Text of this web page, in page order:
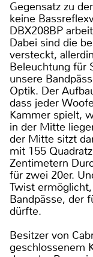
Gegensatz zu
keine
DBX208BP
Dabei sind die
versteckt,
Beleuchtung für
unsere
Optik. Der
dass jeder
Kammer spielt,
in der Mitte
der Mitte sitzt
mit 155
Zentimetern
für zwei 20er.
Twist
Bandpässe, der
dürfte.
Besitzer von
geschlossenem